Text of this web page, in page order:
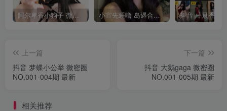
阿尔卑香小狗子 微密圈合集[40套][持续更新2023.12.14] 小宣先睡噜 岛遇合集[持续更新2025.08.27]
上一篇
抖音 梦蝶小公举 微密圈
NO.001-004期 最新
下一篇
抖音 大鹅gaga 微密圈
NO.001-005期 最新
相关推荐